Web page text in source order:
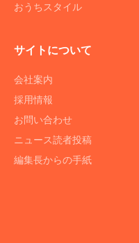
おうちスタイル
サイトについて
会社案内
採用情報
お問い合わせ
ニュース読者投稿
編集長からの手紙